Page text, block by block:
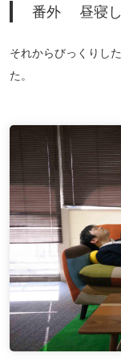
番外 昼寝し
それからびっくりし
た。